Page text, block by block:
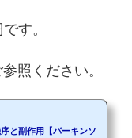
す。
照ください。
と副作用【パーキンソ